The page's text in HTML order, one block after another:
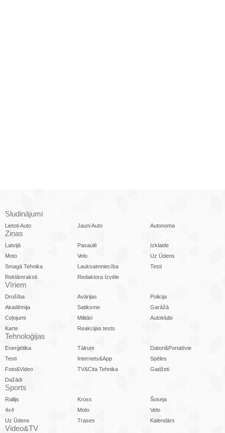
Sludinājumi
Lietoti Auto Jauni Auto Autonoma
Ziņas
Latvijā Pasaulē
Izklaide
Moto
Velo
Uz Ūdens
Smagā Tehnika
Lauksaimniecība
Testi
Reklāmraksti
Redaktora Izvēle
Vīriem
Drošība Avārijas
Policija
Akadēmija
Satiksme
Garāžā
Ceļojumi
Militāri
Autoklubi
Karte
Reakcijas tests
Tehnoloģijas
Enerģētika Tālruņi
Datori&Portatīvie
Testi
Internets&App
Spēles
Foto&Video
TV&Cita Tehnika
Gadžeti
Dažādi
Sports
Rallijs Kross
Šoseja
4x4
Moto
Velo
Uz Ūdens
Trases Kalendārs
Video&TV